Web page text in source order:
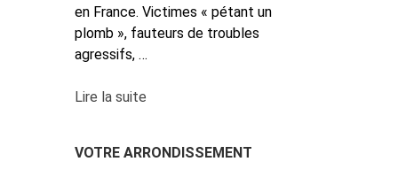
en France. Victimes « pétant un
plomb », fauteurs de troubles
agressifs, …
Lire la suite
VOTRE ARRONDISSEMENT